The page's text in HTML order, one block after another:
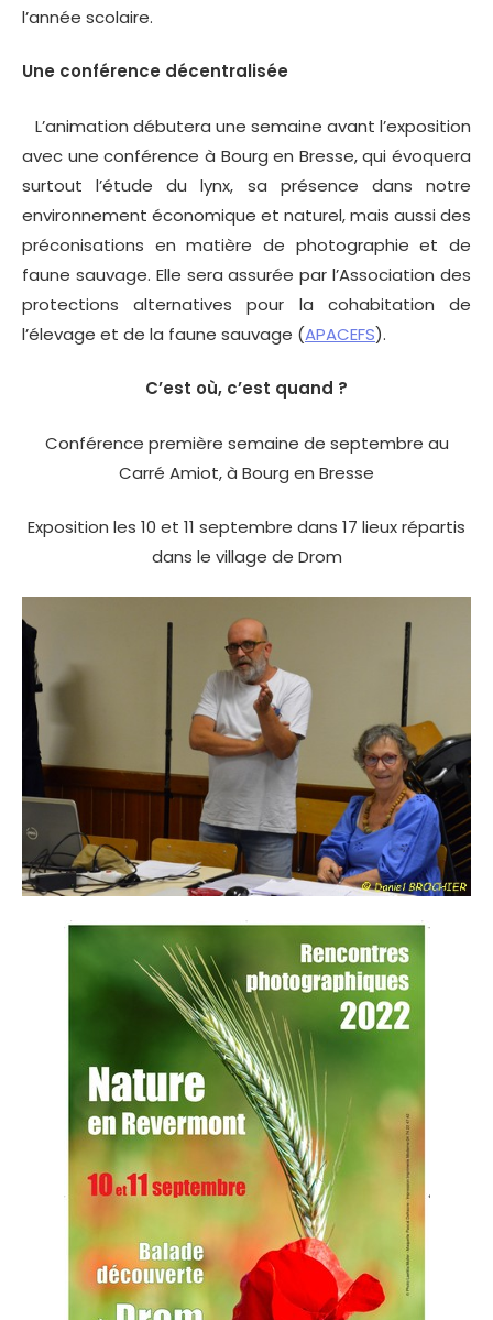
l’année scolaire.
Une conférence décentralisée
L’animation débutera une semaine avant l’exposition
avec une conférence à Bourg en Bresse, qui évoquera
surtout l’étude du lynx, sa présence dans notre
environnement économique et naturel, mais aussi des
préconisations en matière de photographie et de
faune sauvage. Elle sera assurée par l’Association des
protections alternatives pour la cohabitation de
l’élevage et de la faune sauvage (APACEFS).
C’est où, c’est quand ?
Conférence première semaine de septembre au
Carré Amiot, à Bourg en Bresse
Exposition les 10 et 11 septembre dans 17 lieux répartis
dans le village de Drom